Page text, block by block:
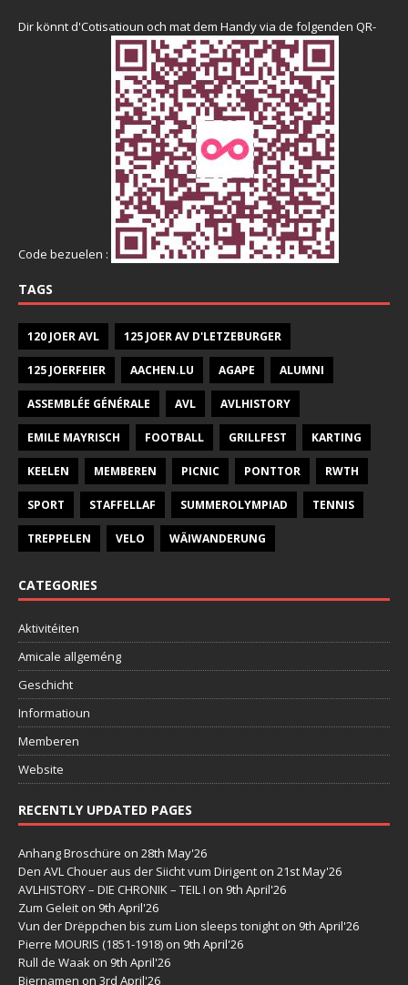
Dir könnt d'Cotisatioun och mat dem Handy via de folgenden QR-
Code bezuelen :
TAGS
120 JOER AVL 125 JOER AV D'LETZEBURGER
125 JOERFEIER AACHEN.LU AGAPE ALUMNI
ASSEMBLÉE GÉNÉRALE AVL AVLHISTORY
EMILE MAYRISCH FOOTBALL GRILLFEST KARTING
KEELEN MEMBEREN PICNIC PONTTOR RWTH
SPORT STAFFELLAF SUMMEROLYMPIAD TENNIS
TREPPELEN VELO WÄIWANDERUNG
CATEGORIES
Aktivitéiten
Amicale allgeméng
Geschicht
Informatioun
Memberen
Website
RECENTLY UPDATED PAGES
Anhang Broschüre on 28th May'26
Den AVL Chouer aus der Siicht vum Dirigent on 21st May'26
AVLHISTORY – DIE CHRONIK – TEIL I on 9th April'26
Zum Geleit on 9th April'26
Vun der Drëppchen bis zum Lion sleeps tonight on 9th April'26
Pierre MOURIS (1851-1918) on 9th April'26
Rull de Waak on 9th April'26
Biernamen on 3rd April'26